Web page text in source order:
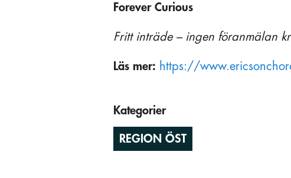
Forever Curious
Fritt inträde – ingen föranmälan
Läs mer: https://
Kategorier
REGION ÖST